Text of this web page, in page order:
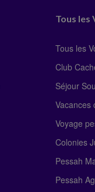
Tous les
Tous les
Club
Séjour
Vacances
Voyage
Colonies
Pessah
Pessah